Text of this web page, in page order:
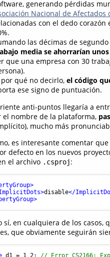
generando pérdidas
Nacional de Afectados
con el dedo
las décimas de
media se ahorrarían
que una empresa con 30
por qué no decirlo, el código
ese signo de puntuación.
anti-puntos llegaría a
el nombre de la plataforma,
mucho más
es interesante comentar
defecto en los nuevos
el archivo .csproj:
>
>disable</
>
sí, en cualquiera de los
que obviamente seguirán